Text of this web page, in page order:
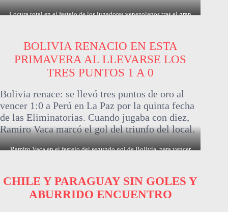
Locura total en el festejo de los jugadores venezolanos tras el gran
BOLIVIA RENACIO EN ESTA
PRIMAVERA AL LLEVARSE LOS
TRES PUNTOS 1 A 0
Bolivia renace: se llevó tres puntos de oro al
vencer 1:0 a Perú en La Paz por la quinta fecha
de las Eliminatorias. Cuando jugaba con diez,
Ramiro Vaca marcó el gol del triunfo del local.
Ramiro Vaca en el festejo del segundo gol de Bolivia, para vencer
CHILE Y PARAGUAY SIN GOLES Y
ABURRIDO ENCUENTRO